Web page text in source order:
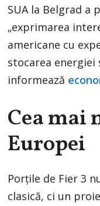
SUA la Belgrad a
„exprimarea
americane cu
stocarea
informează
Cea mai
Europei
Porțile de Fier 3
clasică, ci un